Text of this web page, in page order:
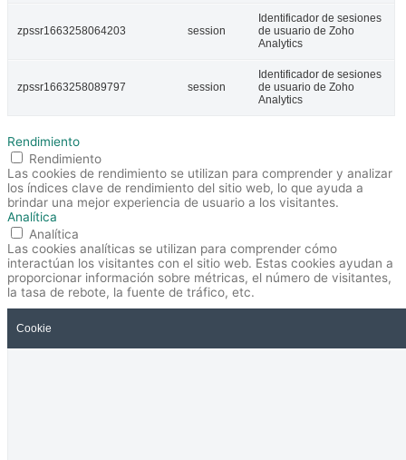
zpssr1663258064203 session
Identificador de sesiones
de usuario de Zoho
Analytics
zpssr1663258089797 session
Identificador de sesiones
de usuario de Zoho
Analytics
Rendimiento
Rendimiento
Las cookies de rendimiento se utilizan para comprender y analizar
los índices clave de rendimiento del sitio web, lo que ayuda a
brindar una mejor experiencia de usuario a los visitantes.
Analítica
Analítica
Las cookies analíticas se utilizan para comprender cómo
interactúan los visitantes con el sitio web. Estas cookies ayudan a
proporcionar información sobre métricas, el número de visitantes,
la tasa de rebote, la fuente de tráfico, etc.
Cookie